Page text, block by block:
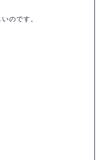
のです。